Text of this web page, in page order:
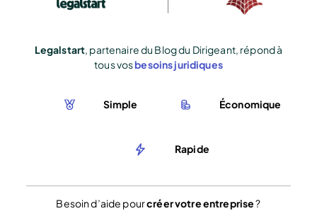
Legalstart, partenaire du Blog du Dirigeant, répond à
tous vosbesoins juridiques
Simple Économique
Rapide
Besoin d’aide pourcréer votre entreprise?